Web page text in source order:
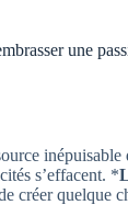
une
s’effacent. *
créer quelque